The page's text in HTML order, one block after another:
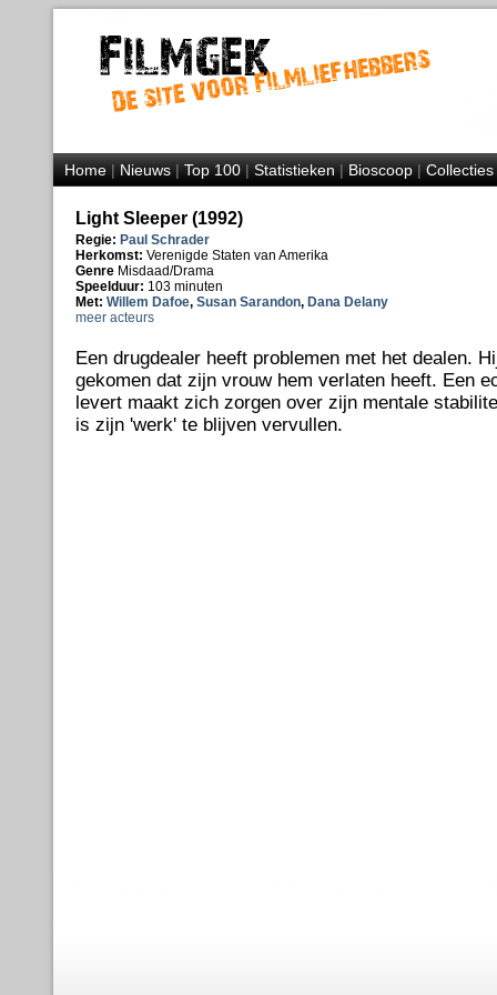
Home|Nieuws|Top 100|Statistieken|Bioscoop|Collecties
Light Sleeper (1992)
Regie: Paul Schrader
Herkomst: Verenigde Staten van Amerika
Genre Misdaad/Drama
Speelduur: 103 minuten
Met: Willem Dafoe, Susan Sarandon, Dana Delany
meer acteurs
Een drugdealer heeft problemen met het dealen.
gekomen dat zijn vrouw hem verlaten heeft. Een
levert maakt zich zorgen over zijn mentale
is zijn 'werk' te blijven vervullen.